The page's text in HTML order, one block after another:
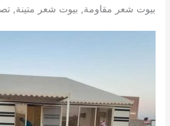
بيوت شعر مقاومة, بيوت شعر متينة,